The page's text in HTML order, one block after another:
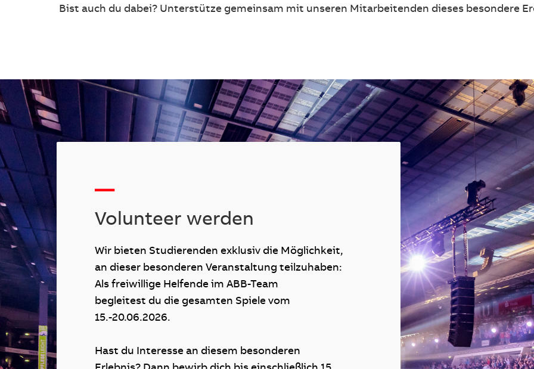
Bist auch du dabei? Unterstütze gemeinsam mit unseren Mitarbeitenden dieses besondere
—
Volunteer werden
Wir bieten Studierenden exklusiv die Möglichkeit,
an dieser besonderen Veranstaltung teilzuhaben:
Als freiwillige Helfende im ABB-Team
begleitest du die gesamten Spiele vom
15.-20.06.2026.
Hast du Interesse an diesem besonderen